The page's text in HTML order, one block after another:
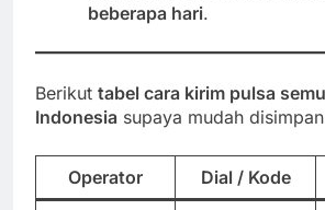
beberapa hari.
Berikut tabel cara kirim pulsa
Indonesia supaya mudah disimpan
Operator Dial / Kode